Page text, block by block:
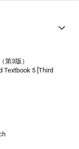
第3版）
Textbook 5 [Third